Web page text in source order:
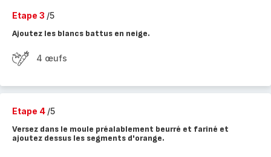
Etape 3 /5
Ajoutez les blancs battus en neige.
4 œufs
Etape 4 /5
Versez dans le moule préalablement beurré et fariné et
ajoutez dessus les segments d'orange.